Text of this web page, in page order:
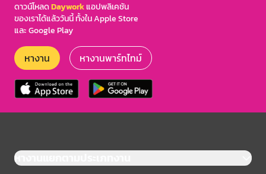
ดาวน์โหลดDayworkแอปพลิเคชัน
ของเราได้แล้ววันนี้ ทั้งใน Apple Store
และ Google Play
หางาน หางานพาร์ทไทม์
หางานแยกตามประเภทงาน